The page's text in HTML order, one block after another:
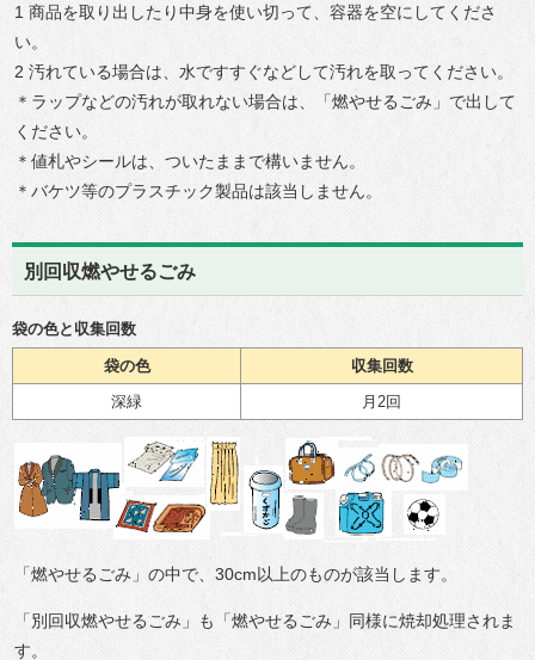
1 商品を取り出したり中身を使い切って、容器を空にしてくださ
い。
2 汚れている場合は、水ですすぐなどして汚れを取ってください。
＊ラップなどの汚れが取れない場合は、「燃やせるごみ」で出して
ください。
＊値札やシールは、ついたままで構いません。
＊バケツ等のプラスチック製品は該当しません。
別回収燃やせるごみ
袋の色と収集回数
袋の色
収集回数
深緑
月2回
「燃やせるごみ」の中で、30cm以上のものが該当します。
「別回収燃やせるごみ」も「燃やせるごみ」同様に焼却処理されま
す。